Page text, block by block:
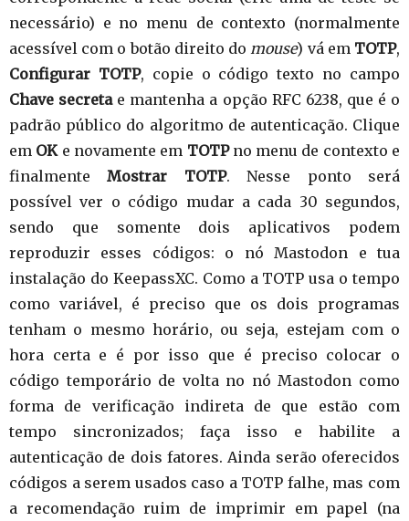
necessário) e no menu de contexto (normalmente
acessível com o botão direito do mouse) vá em TOTP,
Configurar TOTP, copie o código texto no campo
Chave secretae mantenha a opção RFC 6238, que é o
padrão público do algoritmo de autenticação. Clique
em OKe novamente em TOTPno menu de contexto e
finalmenteMostrar TOTP. Nesse ponto será
possível ver o código mudar a cada 30 segundos,
sendo que somente dois aplicativos podem
reproduzir esses códigos: o nó Mastodon e tua
instalação do KeepassXC. Como a TOTP usa o tempo
como variável, é preciso que os dois programas
tenham o mesmo horário, ou seja, estejam com o
hora certa e é por isso que é preciso colocar o
código temporário de volta no nó Mastodon como
forma de verificação indireta de que estão com
tempo sincronizados; faça isso e habilite a
autenticação de dois fatores. Ainda serão oferecidos
códigos a serem usados caso a TOTP falhe, mas com
a recomendação ruim de imprimir em papel (na